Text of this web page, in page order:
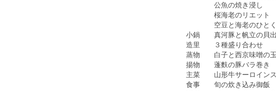
公魚の焼き浸し
桜海老のリエット
空豆と海老のひとく
小鍋 真河豚と帆立の貝
造里 ３種盛り合わせ
蒸物 白子と西京味噌の
揚物 蓬麩の豚バラ巻き
主菜 山形牛サーロインス
食事 旬の炊き込み御飯